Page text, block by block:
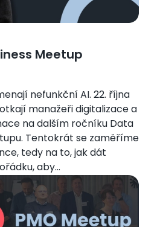
Meetup
nefunkční AI. 22. října
manažeři digitalizace a
na dalším ročníku Data
Tentokrát se zaměříme
tedy na to, jak dát
aby...